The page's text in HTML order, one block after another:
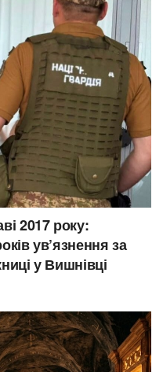
2017 року:
ув’язнення за
у Вишнівці